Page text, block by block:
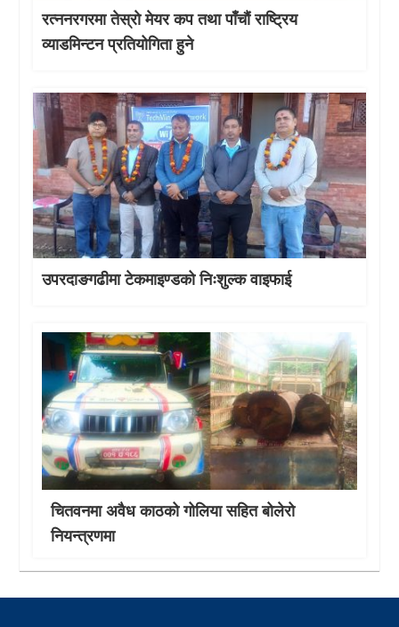
रत्ननरगरमा तेस्राे मेयर कप तथा पाँचौं राष्ट्रिय
व्याडमिन्टन प्रतियोगिता हुने
उपरदाङगढीमा टेकमाइण्डको निःशुल्क वाइफाई
चितवनमा अवैध काठको गोलिया सहित बोलेरो
नियन्त्रणमा